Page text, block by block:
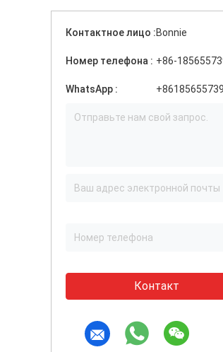
Контактное лицо :Bonnie
Номер телефона : +86-
WhatsApp :
Контакт